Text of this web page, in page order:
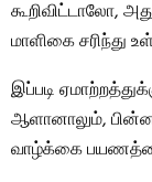
கூறிவிட்டாலோ,
மாளிகை சரிந்து
இப்படி
ஆளானாலும்,
வாழ்க்கை